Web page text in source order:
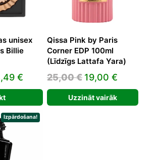
unisex
Billie
€.
€ Current
price
is:
24,49 €.
Qissa Pink by Paris
Corner EDP 100ml
(Līdzīgs Lattafa Yara)
25,00€ Original
price
was:
19,00 €
price
is:
Uzzināt vairāk
Izpārdošana!